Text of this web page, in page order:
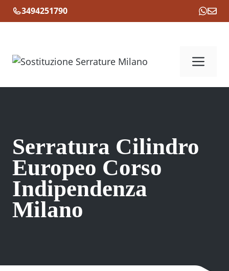
al
3494251790
Serratura Cilindro
Europeo Corso
Indipendenza
Milano